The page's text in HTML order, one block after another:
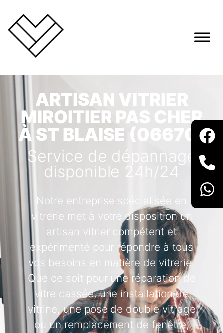
ARTISAN VITRIER
MIROITIER PAS CHER
À ST BLAISE (06670)
Service de dépannage
disponible 24h/24
Notre entreprise spécialisée en
vitrerie met à votre disposition un
artisan vitrier compétent et
expérimenté pour répondre à tous
vos besoins en matière de vitrerie.
Que ce soit pour une réparation de
vitre cassée, une installation de
vitrine, une pose de double vitrage
ou un remplacement de fenêtre,